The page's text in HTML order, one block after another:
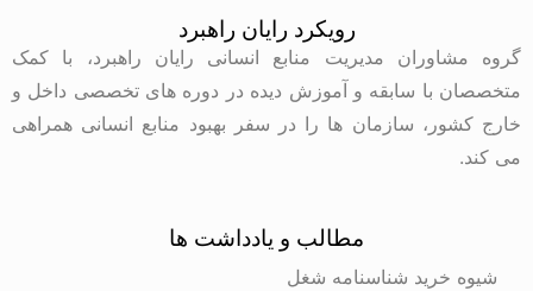
رویکرد رایان راهبرد
گروه مشاوران مدیریت منابع انسانی رایان راهبرد، با کمک
متخصصان با سابقه و آموزش دیده در دوره های تخصصی داخل و
خارج کشور، سازمان ها را در سفر بهبود منابع انسانی همراهی
می کند.
مطالب و یادداشت ها
شیوه خرید شناسنامه شغل